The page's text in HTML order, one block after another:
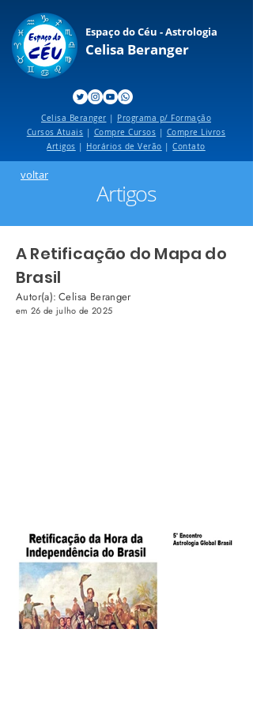
Espaço do Céu - Astrologia
Celisa Beranger
Celisa Beranger | Programa p/ Formação
Cursos Atuais | Compre Cursos | Compre Livros
Artigos | Horários de Verão |Contato
voltar
Artigos
A Retificação do Mapa do
Brasil
Autor(a): Celisa Beranger
em 26 de julho de 2025